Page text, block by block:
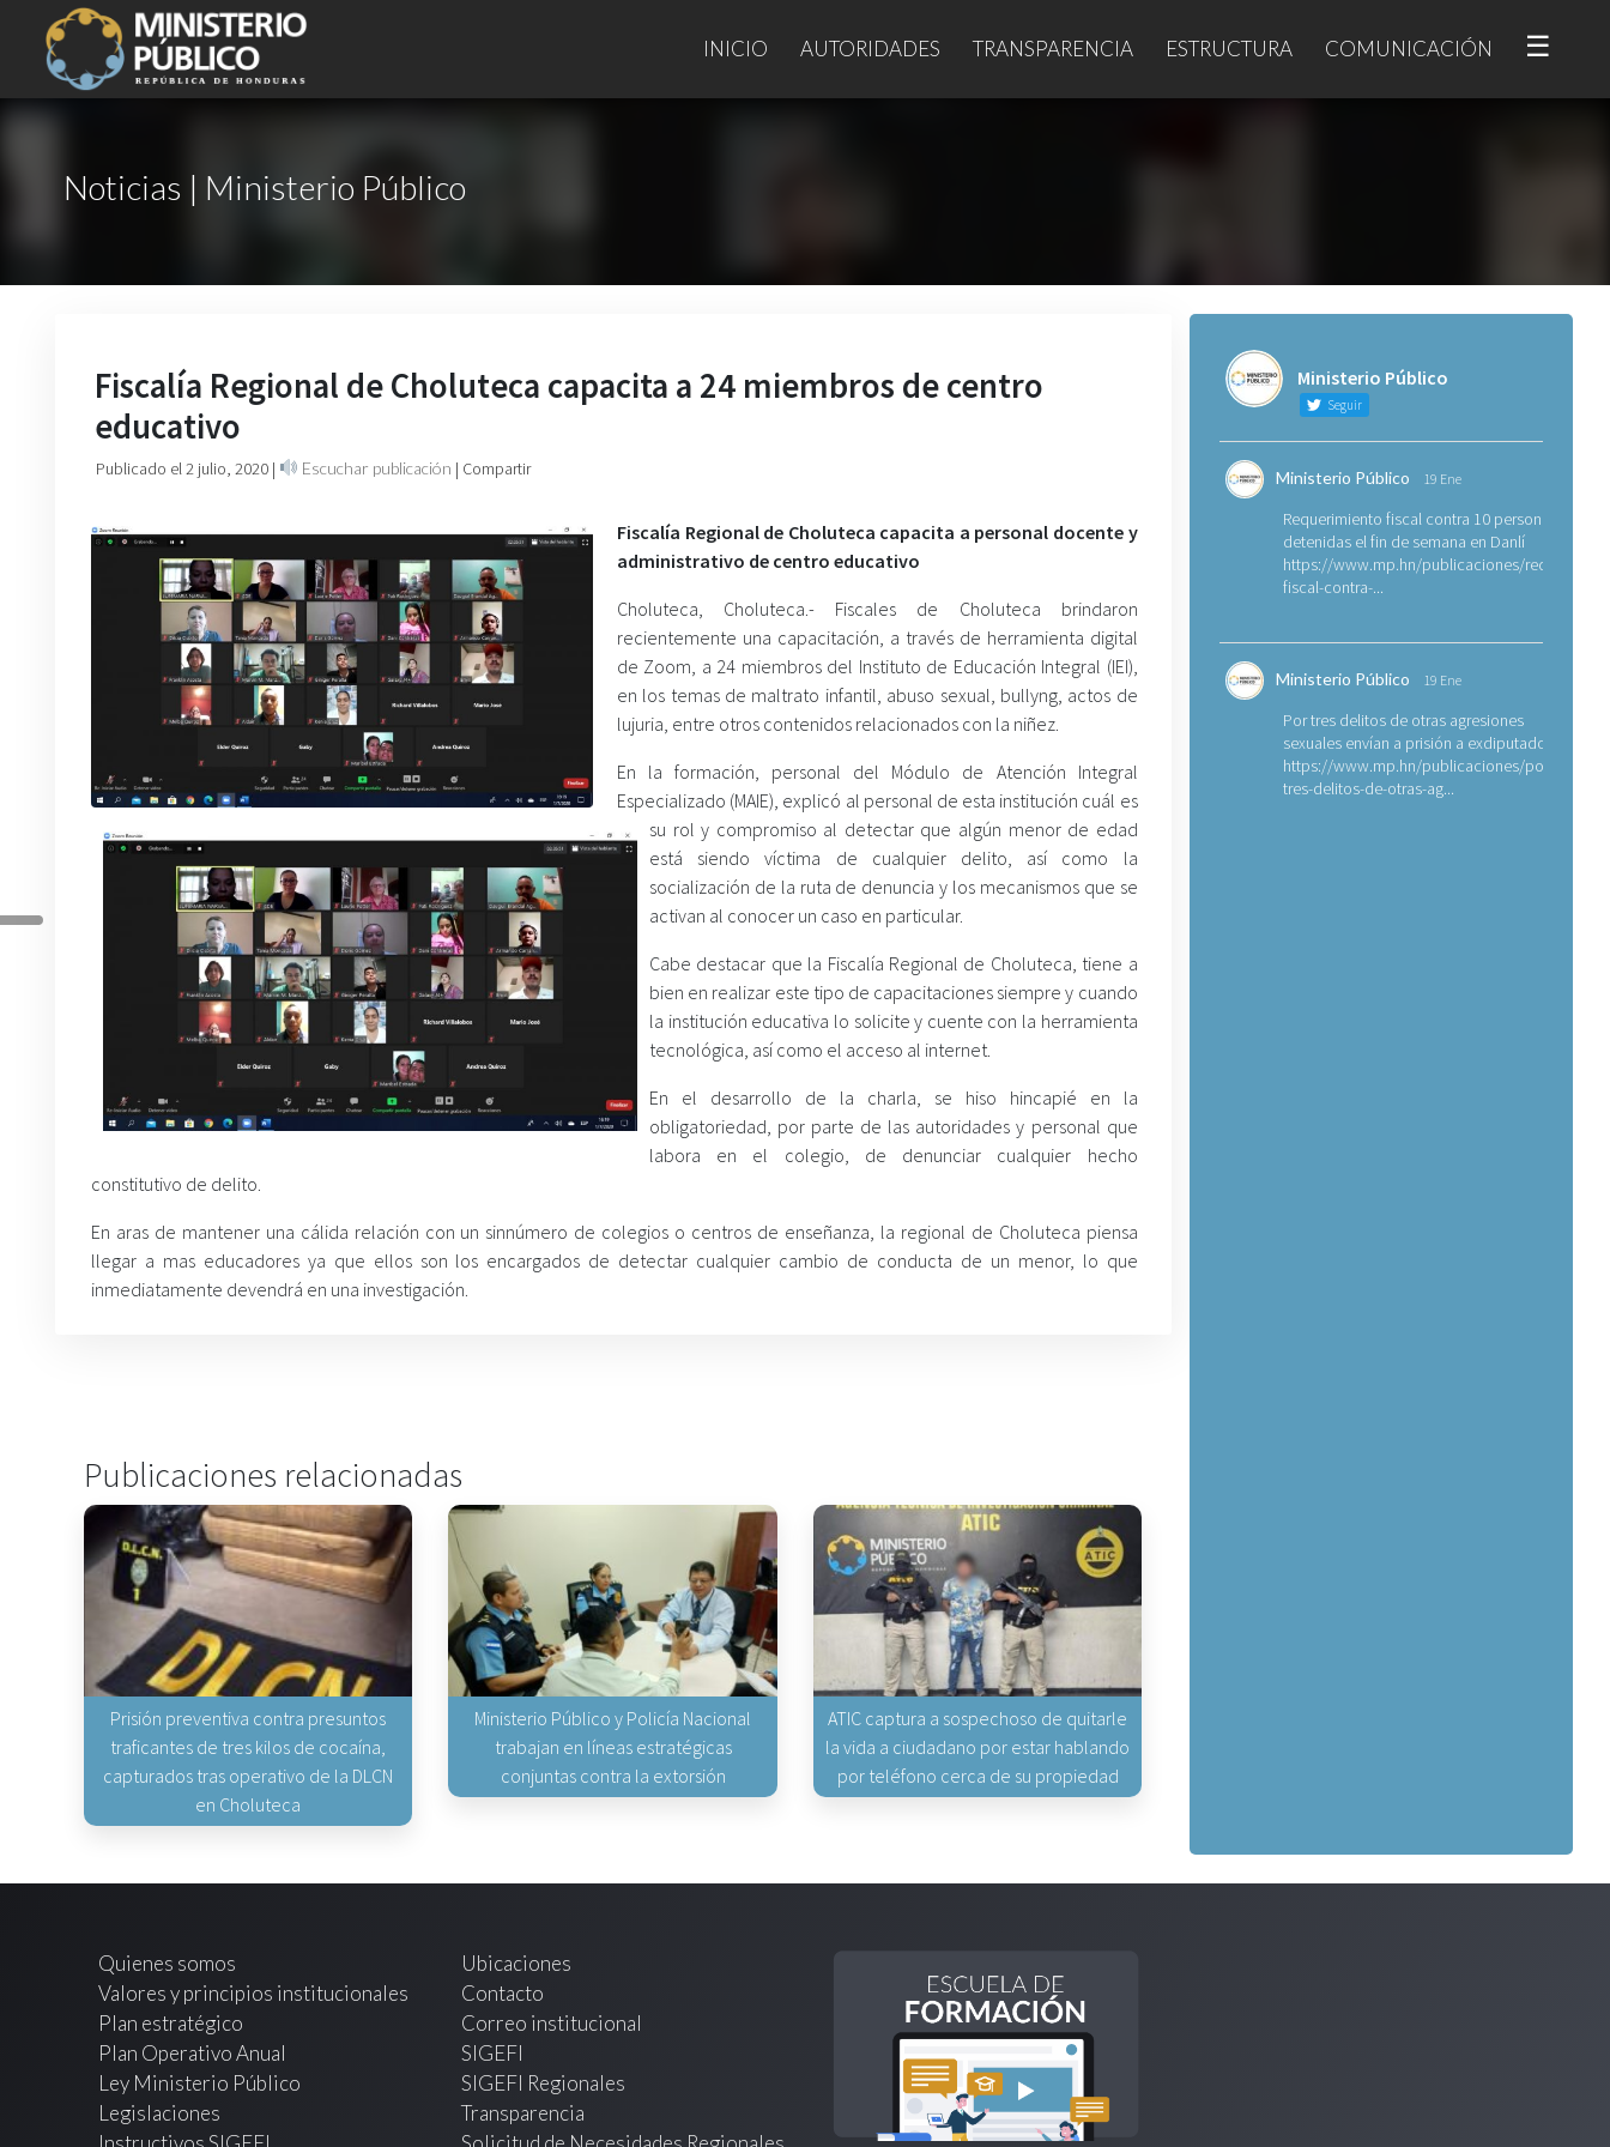
INICIO AUTORIDADES TRANSPARENCIA ESTRUCTURA COMUNICACIÓN ☰
Noticias | Ministerio Público
Fiscalía Regional de Choluteca capacita a 24 miembros de centro
educativo
Publicado el 2 julio, 2020 | Escuchar publicación | Compartir
Fiscalía Regional de Choluteca capacita a personal docente y
administrativo de centro educativo
Choluteca, Choluteca.- Fiscales de Choluteca brindaron
recientemente una capacitación, a través de herramienta digital
de Zoom, a 24 miembros del Instituto de Educación Integral (IEI),
en los temas de maltrato infantil, abuso sexual, bullyng, actos de
lujuria, entre otros contenidos relacionados con la niñez.
En la formación, personal del Módulo de Atención Integral
Especializado (MAIE), explicó al personal de esta institución cuál es
su rol y compromiso al detectar que algún menor de edad
está siendo víctima de cualquier delito, así como la
socialización de la ruta de denuncia y los mecanismos que se
activan al conocer un caso en particular.
Cabe destacar que la Fiscalía Regional de Choluteca, tiene a
bien en realizar este tipo de capacitaciones siempre y cuando
la institución educativa lo solicite y cuente con la herramienta
tecnológica, así como el acceso al internet.
En el desarrollo de la charla, se hiso hincapié en la
obligatoriedad, por parte de las autoridades y personal que
labora en el colegio, de denunciar cualquier hecho
constitutivo de delito.
En aras de mantener una cálida relación con un sinnúmero de colegios o centros de enseñanza, la regional de Choluteca piensa
llegar a mas educadores ya que ellos son los encargados de detectar cualquier cambio de conducta de un menor, lo que
inmediatamente devendrá en una investigación.
Publicaciones relacionadas
Prisión preventiva contra presuntos
traficantes de tres kilos de cocaína,
capturados tras operativo de la DLCN
en Choluteca
Ministerio Público y Policía Nacional
trabajan en líneas estratégicas
conjuntas contra la extorsión
ATIC captura a sospechoso de quitarle
la vida a ciudadano por estar hablando
por teléfono cerca de su propiedad
Ministerio Público
Seguir
Ministerio Público 19 Ene
Requerimiento fiscal contra 10 personas
detenidas el fin de semana en Danlí
https://www.mp.hn/publicaciones/
fiscal-contra-...
Ministerio Público 19 Ene
Por tres delitos de otras agresiones
sexuales envían a prisión a exdiputado
https://www.mp.hn/publicaciones/por-
tres-delitos-de-otras-ag...
Quienes somos
Valores y principios institucionales
Plan estratégico
Plan Operativo Anual
Ley Ministerio Público
Legislaciones
Ubicaciones
Contacto
Correo institucional
SIGEFI
SIGEFI Regionales
Transparencia